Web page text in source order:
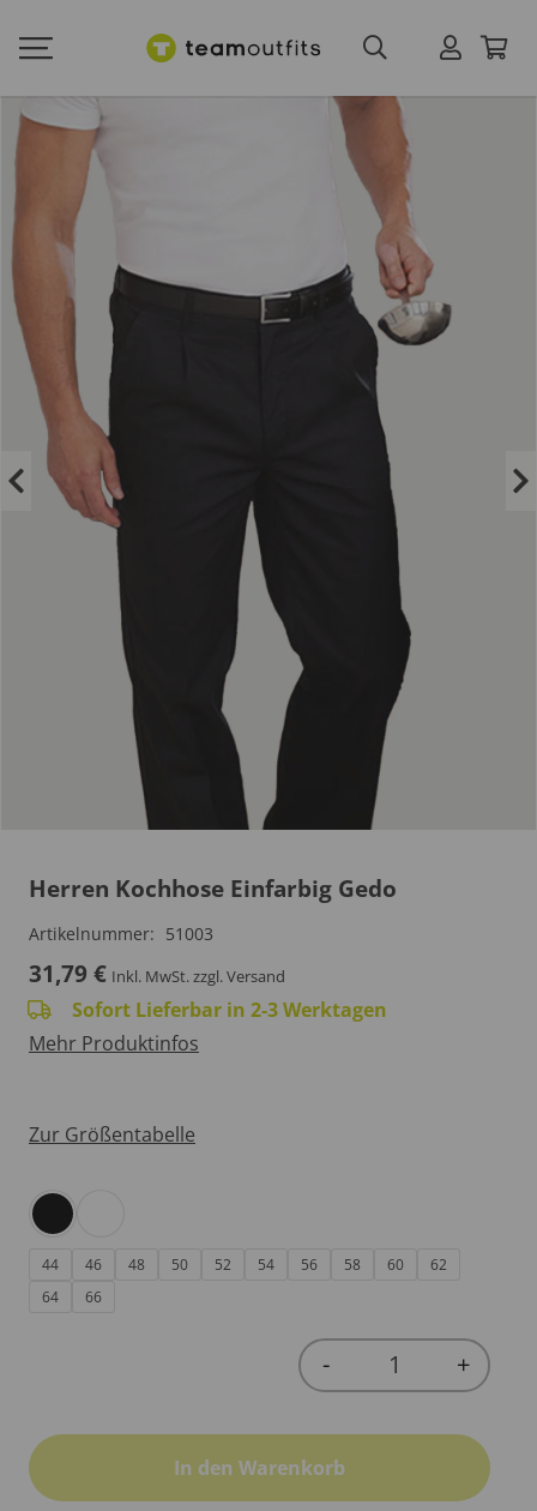
Herren Kochhose Einfarbig Gedo
Artikelnummer: 51003
31,79 € Inkl. MwSt.zzgl. Versand
Sofort Lieferbar in 2-3 Werktagen
Mehr Produktinfos
Zur Größentabelle
44 46 48 50 52 54 56 58 60
62
64
66
Quantity
- +
In den Warenkorb